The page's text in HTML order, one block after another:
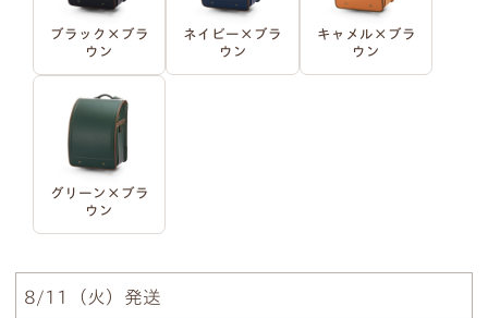
ブラック×ブラ
ウン
ネイビー×ブラ
ウン
キャメル×ブラ
ウン
グリーン×ブラ
ウン
8/11（火）発送
●ご入力通りに印字します。大文字・小文字にお間
違いないかご確認ください。
様々なパターンで印字が可能です。下記は入力例
です。
例1）フルネーム 明朝体